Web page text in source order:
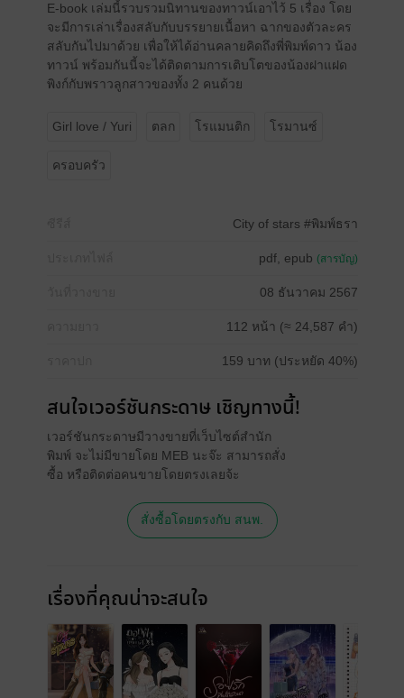
E-book เล่มนี้รวบรวมนิทานของทาวน์เอาไว้ 5 เรื่อง โดย
จะมีการเล่าเรื่องสลับกับบรรยายเนื้อหา ฉากของตัวละคร
สลับกันไปมาด้วย เพื่อให้ได้อ่านคลายคิดถึงพี่พิมพ์ดาว น้อง
ทาวน์ พร้อมกันนี้จะได้ติดตามการเติบโตของน้องฝาแฝด
พิงก์กับพราวลูกสาวของทั้ง 2 คนด้วย
Girl love / Yuri ตลก โรแมนติก โรมานซ์
ครอบครัว
City of stars #พิมพ์ธรา
pdf, epub (สารบัญ)
08 ธันวาคม 2567
112 หน้า (≈ 24,587 คำ)
159 บาท (ประหยัด 40%)
สนใจเวอร์ชันกระดาษ เชิญทางนี้!
เวอร์ชันกระดาษมีวางขายที่เว็บไซต์สำนัก
พิมพ์ จะไม่มีขายโดย MEB นะจ๊ะ สามารถสั่ง
ซื้อ หรือติดต่อคนขายโดยตรงเลยจ้ะ
สั่งซื้อโดยตรงกับ สนพ.
เรื่องที่คุณน่าจะสนใจ